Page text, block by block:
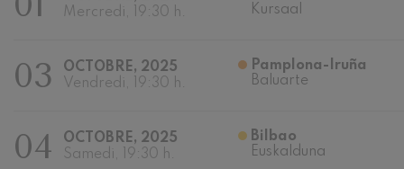
Mercredi, 19:30 h.
Kursaal
03
OCTOBRE, 2025
Vendredi, 19:30 h.
Pamplona-Iruña
Baluarte
04
OCTOBRE, 2025
Samedi, 19:30 h.
Bilbao
EuskaldunaJohannes